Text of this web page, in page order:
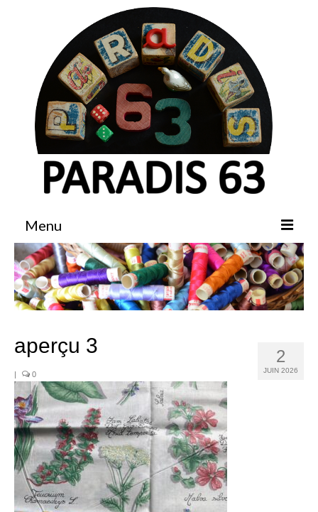
Menu
Accueil
Boutique
Déco
Mobilier
Vaisselle ancienne
Jouets anciens
Tissus
Patchwork
2
JUIN 2026
aperçu 3
| 0